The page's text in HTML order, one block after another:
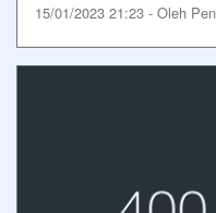
15/01/2023 21:23 - Oleh